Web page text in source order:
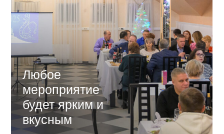
Любое
мероприятие
будет ярким и
вкусным